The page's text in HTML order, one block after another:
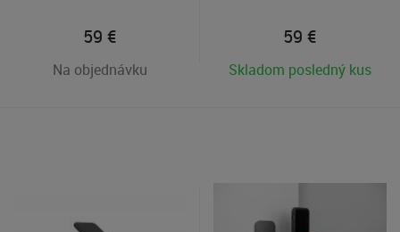
59 €
Na objednávku
59 €
Skladom posledný kus